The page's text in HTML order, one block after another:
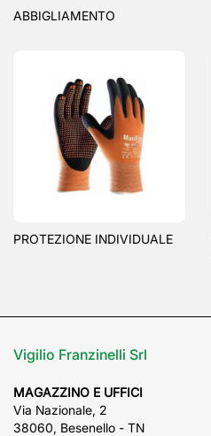
ABBIGLIAMENTO
PROTEZIONE INDIVIDUALE
Vigilio Franzinelli Srl
MAGAZZINO E UFFICI
Via Nazionale, 2
38060, Besenello - TN